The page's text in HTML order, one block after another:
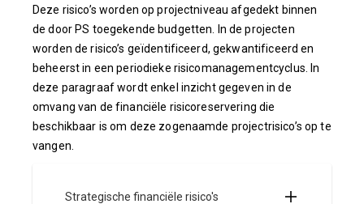
Deze risico’s worden op projectniveau afgedekt binnen
de door PS toegekende budgetten. In de projecten
worden de risico’s geïdentificeerd, gekwantificeerd en
beheerst in een periodieke risicomanagementcyclus. In
deze paragraaf wordt enkel inzicht gegeven in de
omvang van de financiële risicoreservering die
beschikbaar is om deze zogenaamde projectrisico’s op te
vangen.
Strategische financiële risico's